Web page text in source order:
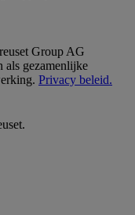
Group AG
als gezamenlijke
Privacy beleid.